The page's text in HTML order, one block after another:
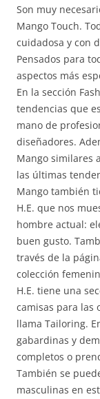
Son muy
Mango Touch.
cuidadosa y con
Pensados para
aspectos más
En la sección
tendencias que
mano de
diseñadores.
Mango similares
las últimas
Mango también
H.E. que nos
hombre actual:
buen gusto.
través de la
colección
H.E. tiene una
camisas para las
llama Tailoring.
gabardinas y
completos o
También se
masculinas en